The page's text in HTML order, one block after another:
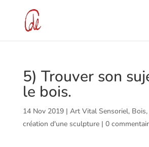
5) Trouver son
le bois.
14 Nov 2019| Art Vital Sensoriel, Bois,
création d'une sculpture| 0